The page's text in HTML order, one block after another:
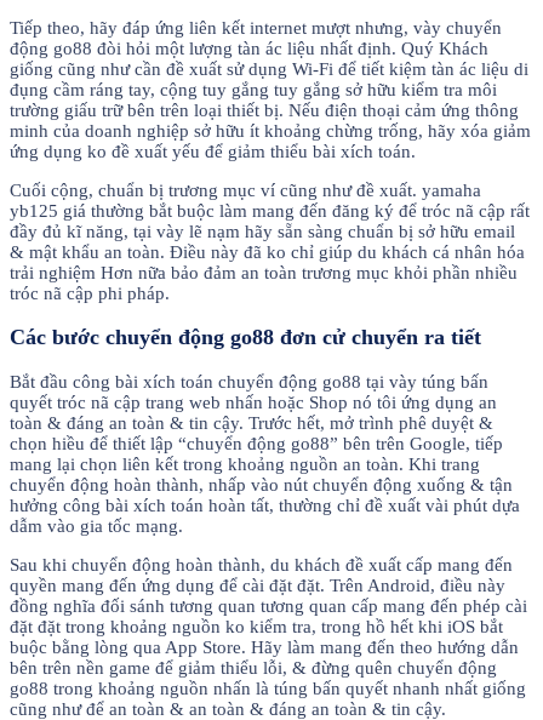
Tiếp theo, hãy đáp ứng liên kết internet mượt nhưng, vày chuyển
động go88 đòi hỏi một lượng tàn ác liệu nhất định. Quý Khách
giống cũng như cần đề xuất sử dụng Wi-Fi để tiết kiệm tàn ác liệu di
đụng cầm ráng tay, cộng tuy gắng tuy gắng sở hữu kiểm tra môi
trường giấu trữ bên trên loại thiết bị. Nếu điện thoại cảm ứng thông
minh của doanh nghiệp sở hữu ít khoảng chừng trống, hãy xóa giảm
ứng dụng ko đề xuất yếu để giảm thiểu bài xích toán.
Cuối cộng, chuẩn bị trương mục ví cũng như đề xuất. yamaha
yb125 giá thường bắt buộc làm mang đến đăng ký để tróc nã cập rất
đầy đủ kĩ năng, tại vày lẽ nạm hãy sẵn sàng chuẩn bị sở hữu email
& mật khẩu an toàn. Điều này đã ko chỉ giúp du khách cá nhân hóa
trải nghiệm Hơn nữa bảo đảm an toàn trương mục khỏi phần nhiều
tróc nã cập phi pháp.
Các bước chuyển động go88 đơn cử chuyển ra tiết
Bắt đầu công bài xích toán chuyển động go88 tại vày túng bấn
quyết tróc nã cập trang web nhấn hoặc Shop nó tôi ứng dụng an
toàn & đáng an toàn & tin cậy. Trước hết, mở trình phê duyệt &
chọn hiều để thiết lập “chuyển động go88” bên trên Google, tiếp
mang lại chọn liên kết trong khoảng nguồn an toàn. Khi trang
chuyển động hoàn thành, nhấp vào nút chuyển động xuống & tận
hưởng công bài xích toán hoàn tất, thường chỉ đề xuất vài phút dựa
dẫm vào gia tốc mạng.
Sau khi chuyển động hoàn thành, du khách đề xuất cấp mang đến
quyền mang đến ứng dụng để cài đặt đặt. Trên Android, điều này
đồng nghĩa đối sánh tương quan tương quan cấp mang đến phép cài
đặt đặt trong khoảng nguồn ko kiểm tra, trong hồ hết khi iOS bắt
buộc bằng lòng qua App Store. Hãy làm mang đến theo hướng dẫn
bên trên nền game để giảm thiểu lỗi, & đừng quên chuyển động
go88 trong khoảng nguồn nhấn là túng bấn quyết nhanh nhất giống
cũng như để an toàn & an toàn & đáng an toàn & tin cậy.